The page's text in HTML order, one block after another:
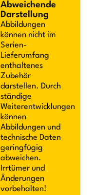
Abweichende
Darstellung
Abbildungen
können nicht im
Serien-
Lieferumfang
enthaltenes
Zubehör
darstellen. Durch
ständige
Weiterentwicklungen
können
Abbildungen und
technische Daten
geringfügig
abweichen.
Irrtümer und
Änderungen
vorbehalten!